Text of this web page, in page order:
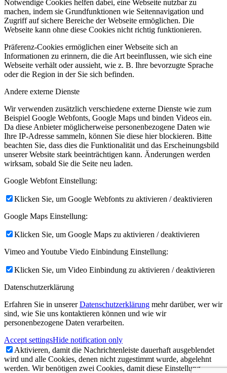
Notwendige Cookies helfen dabei, eine Webseite nutzbar zu
machen, indem sie Grundfunktionen wie Seitennavigation und
Zugriff auf sichere Bereiche der Webseite ermöglichen. Die
Webseite kann ohne diese Cookies nicht richtig funktionieren.
Präferenz-Cookies ermöglichen einer Webseite sich an
Informationen zu erinnern, die die Art beeinflussen, wie sich eine
Webseite verhält oder aussieht, wie z. B. Ihre bevorzugte Sprache
oder die Region in der Sie sich befinden.
Andere externe Dienste
Wir verwenden zusätzlich verschiedene externe Dienste wie zum
Beispiel Google Webfonts, Google Maps und binden Videos ein.
Da diese Anbieter möglicherweise personenbezogene Daten wie
Ihre IP-Adresse sammeln, können Sie diese hier blockieren. Bitte
beachten Sie, dass dies die Funktionalität und das Erscheinungsbild
unserer Website stark beeinträchtigen kann. Änderungen werden
wirksam, sobald Sie die Seite neu laden.
Google Webfont Einstellung:
Klicken Sie, um Google Webfonts zu aktivieren / deaktivieren
Google Maps Einstellung:
Klicken Sie, um Google Maps zu aktivieren / deaktivieren
Vimeo and Youtube Viedo Einbindung Einstellung:
Klicken Sie, um Video Einbindung zu aktivieren / deaktivieren
Datenschutzerklärung
Erfahren Sie in unsererDatenschutzerklärung mehr darüber, wer wir
sind, wie Sie uns kontaktieren können und wie wir
personenbezogene Daten verarbeiten.
Accept settingsHide notification only
Aktivieren, damit die Nachrichtenleiste dauerhaft ausgeblendet
wird und alle Cookies, denen nicht zugestimmt wurde, abgelehnt
werden. Wir benötigen zwei Cookies, damit diese Einstellung